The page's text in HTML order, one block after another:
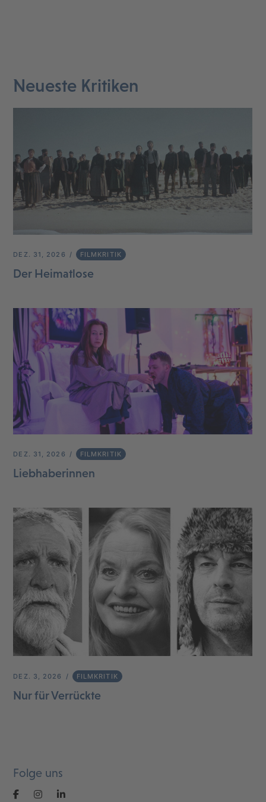
Neueste Kritiken
DEZ. 31, 2026 FILMKRITIK
Der Heimatlose
DEZ. 31, 2026 FILMKRITIK
Liebhaberinnen
DEZ. 3, 2026 FILMKRITIK
Nur für Verrückte
Folge uns